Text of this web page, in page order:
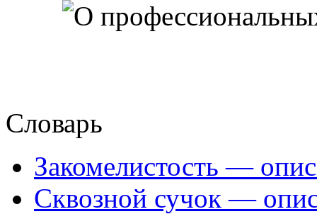
Словарь
Закомелистость —
Сквозной сучок —